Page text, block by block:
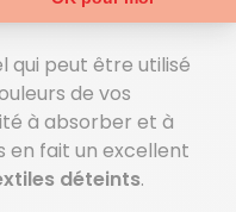
qui peut être utilisé
de vos
à absorber et à
en fait un excellent
déteints.